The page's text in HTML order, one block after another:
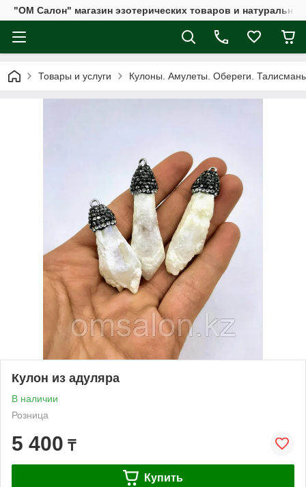
"ОМ Салон" магазин эзотерических товаров и
Товары и услуги Кулоны. Амулеты. Обереги.
Кулон из адуляра
В наличии
Розница
5 400 ₸
Купить